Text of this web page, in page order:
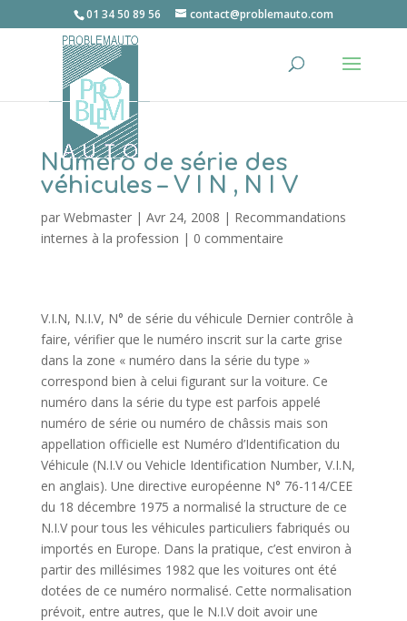
01 34 50 89 56 contact@problemauto.com
Numéro de série des
véhicules – V I N , N I V
par Webmaster| Avr 24, 2008 | Recommandations
internes à la profession | 0 commentaire
V.I.N, N.I.V, N° de série du véhicule Dernier contrôle à
faire, vérifier que le numéro inscrit sur la carte grise
dans la zone « numéro dans la série du type »
correspond bien à celui figurant sur la voiture. Ce
numéro dans la série du type est parfois appelé
numéro de série ou numéro de châssis mais son
appellation officielle est Numéro d’Identification du
Véhicule (N.I.V ou Vehicle Identification Number, V.I.N,
en anglais). Une directive européenne N° 76-114/CEE
du 18 décembre 1975 a normalisé la structure de ce
N.I.V pour tous les véhicules particuliers fabriqués ou
importés en Europe. Dans la pratique, c’est environ à
partir des millésimes 1982 que les voitures ont été
dotées de ce numéro normalisé. Cette normalisation
prévoit, entre autres, que le N.I.V doit avoir une